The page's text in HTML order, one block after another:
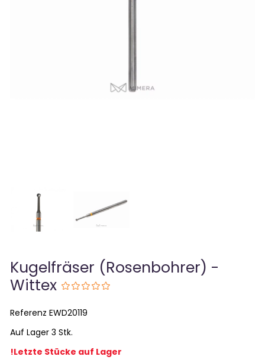
Kugelfräser (Rosenbohrer) -
Wittex
ReferenzEWD20119
Auf Lager 3 Stk.
!Letzte Stücke auf Lager